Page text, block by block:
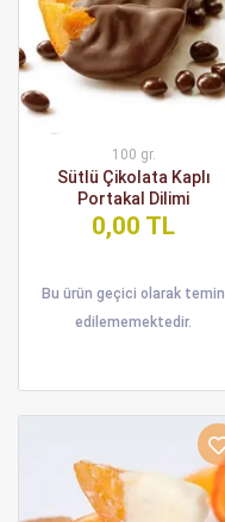
100 gr.
Sütlü Çikolata Kaplı
Portakal Dilimi
0,00 TL
Bu ürün geçici olarak temin
edilememektedir.